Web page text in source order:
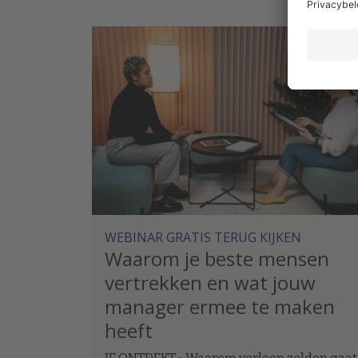
langere termijn verschil kunnen maken.
WEBINAR GRATIS TERUG KIJKEN
Waarom je beste mensen
vertrekken en wat jouw
manager ermee te maken
heeft